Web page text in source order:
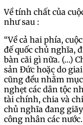
Về tính chất của
như sau :
“Về cả hai phía,
đế quốc chủ nghĩa,
bàn cãi gì nữa. (…)
sản Đức hoặc do
cũng đều nhằm
nghẹt các dân tộc
tài chính, chia và
chủ nghĩa đang
công nhân các nước.